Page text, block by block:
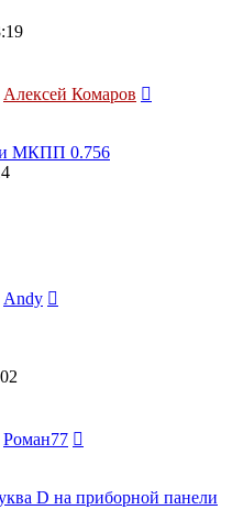
Алексей Комаров
МКПП 0.756
Andy
Роман77
D на приборной панели